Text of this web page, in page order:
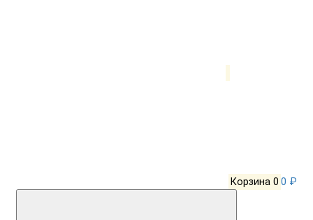
Корзина 0 0 ₽